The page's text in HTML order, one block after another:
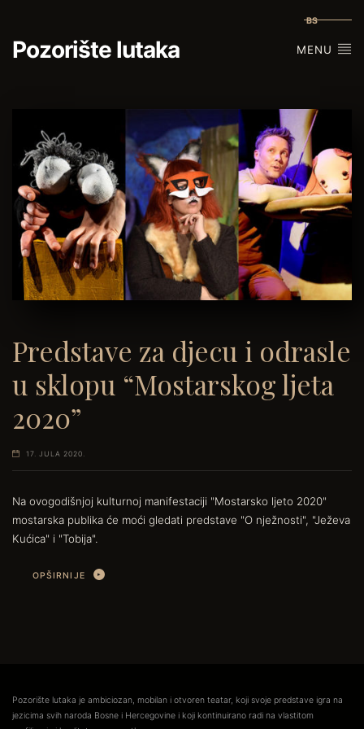
BS
Pozorište lutaka MENU
Predstave za djecu i odrasle
u sklopu “Mostarskog ljeta
2020”
17. JULA 2020.
Na ovogodišnjoj kulturnoj manifestaciji "Mostarsko ljeto 2020"
mostarska publika će moći gledati predstave "O nježnosti", "Ježeva
Kućica" i "Tobija".
OPŠIRNIJE
Pozorište lutaka je ambiciozan, mobilan i otvoren teatar, koji svoje predstave igra na
jezicima svih naroda Bosne i Hercegovine i koji kontinuirano radi na vlastitom